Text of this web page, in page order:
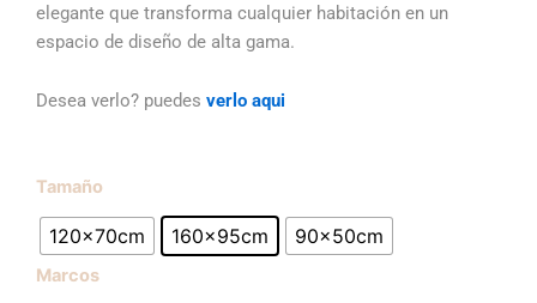
elegante que transforma cualquier habitación en un
espacio de diseño de alta gama.
Desea verlo? puedes verlo aqui
Tamaño
120x70cm 160x95cm 90x50cm
Marcos
Armonía
Floral
cantidad